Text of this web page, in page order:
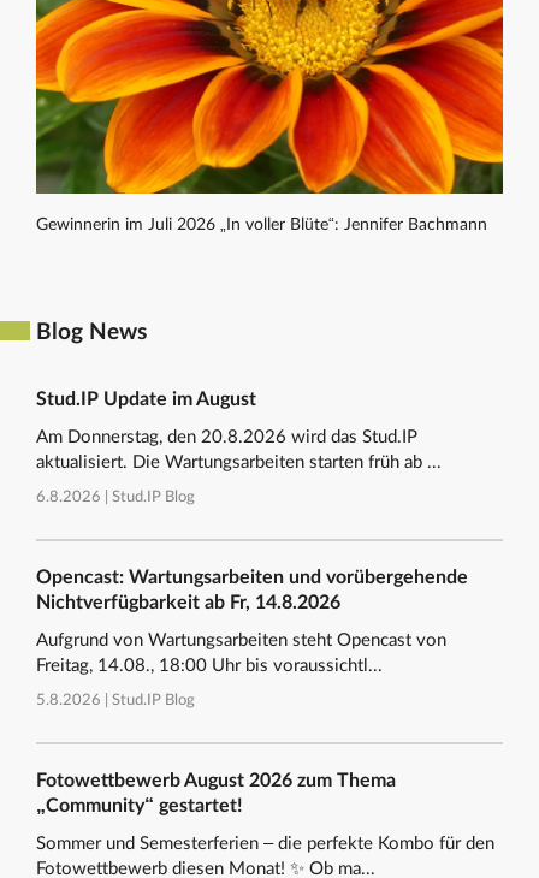
Gewinnerin im Juli 2026 „In voller Blüte“: Jennifer Bachmann
Blog News
Stud.IP Update im August
Am Donnerstag, den 20.8.2026 wird das Stud.IP
aktualisiert. Die Wartungsarbeiten starten früh ab ...
6.8.2026 | Stud.IP Blog
Opencast: Wartungsarbeiten und vorübergehende
Nichtverfügbarkeit ab Fr, 14.8.2026
Aufgrund von Wartungsarbeiten steht Opencast von
Freitag, 14.08., 18:00 Uhr bis voraussichtl...
5.8.2026 | Stud.IP Blog
Fotowettbewerb August 2026 zum Thema
„Community“ gestartet!
Sommer und Semesterferien – die perfekte Kombo für den
Fotowettbewerb diesen Monat! ✨ Ob ma...